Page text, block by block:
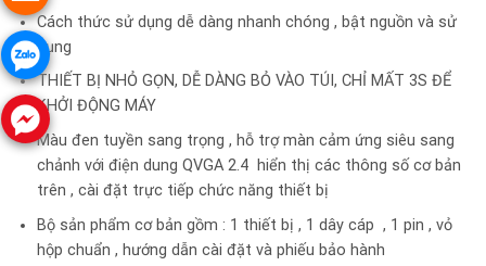
Cách thức sử dụng dễ dàng nhanh chóng , bật nguồn và sử
dụng
THIẾT BỊ NHỎ GỌN, DỄ DÀNG BỎ VÀO TÚI, CHỈ MẤT 3S ĐỂ
KHỞI ĐỘNG MÁY
Màu đen tuyền sang trọng , hỗ trợ màn cảm ứng siêu sang
chảnh với điện dung QVGA 2.4 hiển thị các thông số cơ bản
trên , cài đặt trực tiếp chức năng thiết bị
Bộ sản phẩm cơ bản gồm : 1 thiết bị , 1 dây cáp , 1 pin , vỏ
hộp chuẩn , hướng dẫn cài đặt và phiếu bảo hành